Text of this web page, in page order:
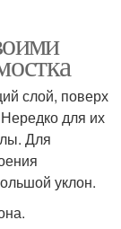
слой, поверх
для их
Для
уклон.